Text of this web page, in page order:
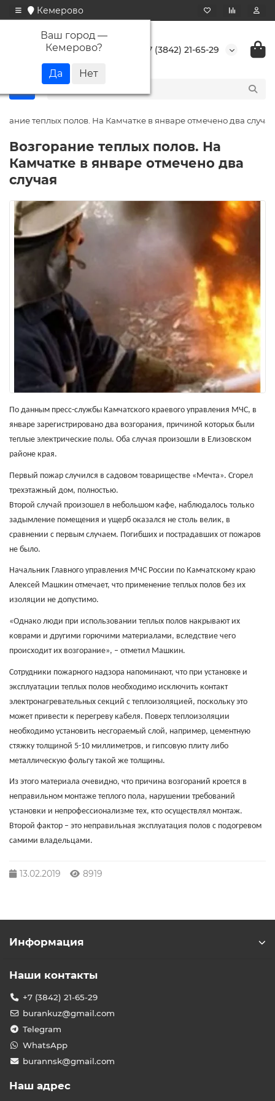
Кемерово
Ваш город —
Кемерово? +7 (3842) 21-65-29
теплых полов. На Камчатке в январе отмечено два случая
Возгорание теплых полов. На
Камчатке в январе отмечено два
случая
По данным пресс-службы Камчатского краевого управления МЧС, в
январе зарегистрировано два возгорания, причиной которых были
теплые электрические полы. Оба случая произошли в Елизовском
районе края.
Первый пожар случился в садовом товариществе «Мечта». Сгорел
трехэтажный дом, полностью.
Второй случай произошел в небольшом кафе, наблюдалось только
задымление помещения и ущерб оказался не столь велик, в
сравнении с первым случаем. Погибших и пострадавших от пожаров
не было.
Начальник Главного управления МЧС России по Камчатскому краю
Алексей Машкин отмечает, что применение теплых полов без их
изоляции не допустимо.
«Однако люди при использовании теплых полов накрывают их
коврами и другими горючими материалами, вследствие чего
происходит их возгорание», – отметил Машкин.
Сотрудники пожарного надзора напоминают, что при установке и
эксплуатации теплых полов необходимо исключить контакт
электронагревательных секций с теплоизоляцией, поскольку это
может привести к перегреву кабеля. Поверх теплоизоляции
необходимо установить несгораемый слой, например, цементную
стяжку толщиной 5-10 миллиметров, и гипсовую плиту либо
металлическую фольгу такой же толщины.
Из этого материала очевидно, что причина возгораний кроется в
неправильном монтаже теплого пола, нарушении требований
установки и непрофессионализме тех, кто осуществлял монтаж.
Второй фактор – это неправильная эксплуатация полов с подогревом
самими владельцами.
13.02.2019 8919
Информация
Наши контакты
+7 (3842) 21-65-29
burankuz@gmail.com
Telegram
WhatsApp
burannsk@gmail.com
Наш адрес